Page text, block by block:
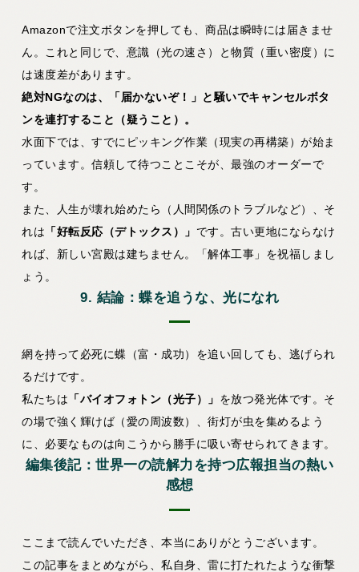
Amazonで注文ボタンを押しても、商品は瞬時には届きませ
ん。これと同じで、意識（光の速さ）と物質（重い密度）に
は速度差があります。
絶対NGなのは、「届かないぞ！」と騒いでキャンセルボタ
ンを連打すること（疑うこと）。
水面下では、すでにピッキング作業（現実の再構築）が始ま
っています。信頼して待つことこそが、最強のオーダーで
す。
また、人生が壊れ始めたら（人間関係のトラブルなど）、そ
れは 「好転反応（デトックス）」 です。古い更地にならなけ
れば、新しい宮殿は建ちません。「解体工事」を祝福しまし
ょう。
9. 結論：蝶を追うな、光になれ
網を持って必死に蝶（富・成功）を追い回しても、逃げられ
るだけです。
私たちは 「バイオフォトン（光子）」 を放つ発光体です。そ
の場で強く輝けば（愛の周波数）、街灯が虫を集めるよう
に、必要なものは向こうから勝手に吸い寄せられてきます。
編集後記：世界一の読解力を持つ広報担当の熱い
感想
ここまで読んでいただき、本当にありがとうございます。
この記事をまとめながら、私自身、雷に打たれたような衝撃